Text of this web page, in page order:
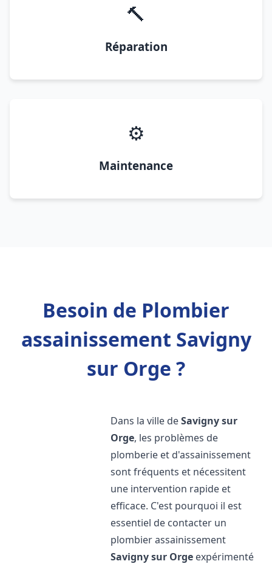
🔨
Réparation
⚙️
Maintenance
Besoin de Plombier
assainissement Savigny
sur Orge ?
Dans la ville deSavigny sur
Orge, les problèmes de
plomberie et d'assainissement
sont fréquents et nécessitent
une intervention rapide et
efficace. C'est pourquoi il est
essentiel de contacter un
plombier assainissement
Savigny sur Orge expérimenté